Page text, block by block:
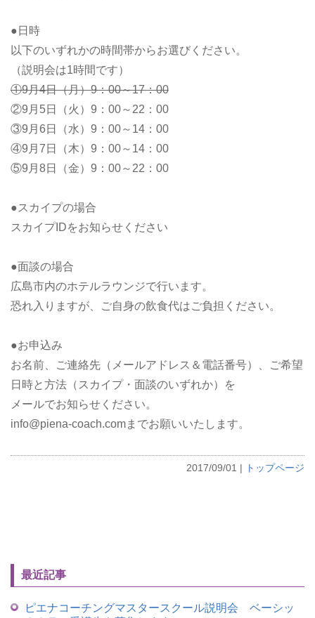
●日時
以下のいずれかの時間帯からお選びください。
（説明会は1時間です）
①9月4日（月）9：00～17：00
②9月5日（火）9：00～22：00
③9月6日（水）9：00～14：00
④9月7日（木）9：00～14：00
⑤9月8日（金）9：00～22：00
●スカイプの場合
スカイプIDをお知らせください
●面談の場合
広島市内のホテルラウンジで行います。
恐れ入りますが、ご自身の飲食代はご負担ください。
●お申込み
お名前、ご連絡先（メールアドレス＆電話番号）、ご希望
日時と方法（スカイプ・面談のいずれか）を
メールでお知らせください。
info@piena-coach.comまでお願いいたします。
2017/09/01 | トップページ
最近記事
ピエナコーチングマスタースクール説明会 ベーシッ